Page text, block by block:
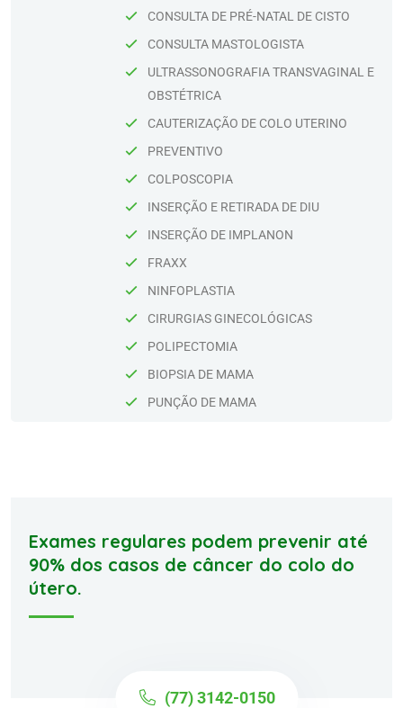
CONSULTA DE PRÉ-NATAL DE CISTO
CONSULTA MASTOLOGISTA
ULTRASSONOGRAFIA TRANSVAGINAL E
OBSTÉTRICA
CAUTERIZAÇÃO DE COLO UTERINO
PREVENTIVO
COLPOSCOPIA
INSERÇÃO E RETIRADA DE DIU
INSERÇÃO DE IMPLANON
FRAXX
NINFOPLASTIA
CIRURGIAS GINECOLÓGICAS
POLIPECTOMIA
BIOPSIA DE MAMA
PUNÇÃO DE MAMA
Exames regulares podem prevenir até
90% dos casos de câncer do colo do
útero.
(77) 3142-0150